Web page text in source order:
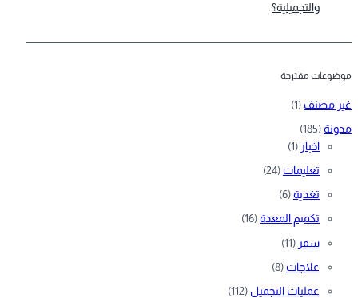
والتجميلية؟
موضوعات مقترحة
غير مصنف (1)
مدونة(185)
اخبار (1)
تعليمات (24)
تغدية(6)
تكميم المعدة(16)
سفر (11)
علاجات (8)
عمليات التجميل (112)